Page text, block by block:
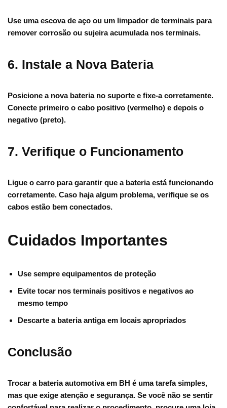
Use uma escova de aço ou um limpador de terminais para
remover corrosão ou sujeira acumulada nos terminais.
6. Instale a Nova Bateria
Posicione a nova bateria no suporte e fixe-a corretamente.
Conecte primeiro o cabo positivo (vermelho) e depois o
negativo (preto).
7. Verifique o Funcionamento
Ligue o carro para garantir que a bateria está funcionando
corretamente. Caso haja algum problema, verifique se os
cabos estão bem conectados.
Cuidados Importantes
Use sempre equipamentos de proteção
Evite tocar nos terminais positivos e negativos ao
mesmo tempo
Descarte a bateria antiga em locais apropriados
Conclusão
Trocar a bateria automotiva em BH é uma tarefa simples,
mas que exige atenção e segurança. Se você não se sentir